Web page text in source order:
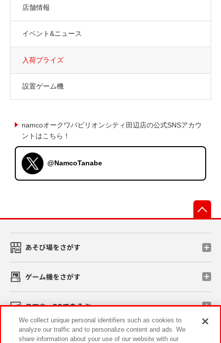
店舗情報
イベント&ニュース
入荷プライズ
設置ゲーム機
namcoオークワパビリオンシティ田辺店の公式SNSアカウ
ントはこちら！
@NamcoTanabe
あそび場をさがす
ゲーム機をさがす
スマホ・PCであそぶ
イベント・キャンペーン
We collect unique personal identifiers such as cookies to
analyze our traffic and to personalize content and ads. We
share information about your use of our website with our